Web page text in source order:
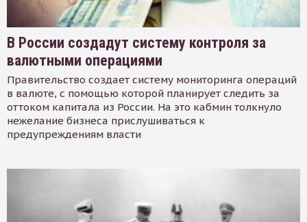
В России создадут систему контроля за
валютными операциями
Правительство создает систему мониторинга операций
в валюте, с помощью которой планирует следить за
оттоком капитала из России. На это кабмин толкнуло
нежелание бизнеса прислушиваться к
предупреждениям власти